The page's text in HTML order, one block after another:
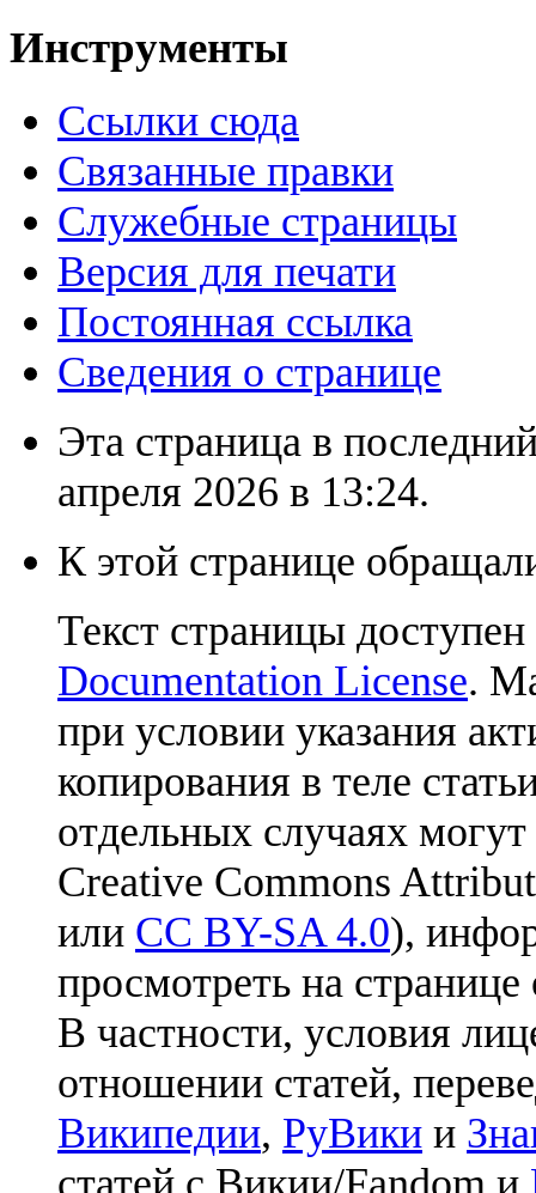
Инструменты
Ссылки сюда
Связанные правки
Служебные страницы
Версия для печати
Постоянная ссылка
Сведения о странице
Эта страница в
апреля 2026 в 13:24.
К этой странице
Текст страницы
Documentation License.
при условии указания
копирования в теле
отдельных случаях
Creative Commons
или CC BY-SA 4.0),
просмотреть на
В частности, условия
отношении статей,
Википедии, РуВики и
статей с Викии/Fandom и